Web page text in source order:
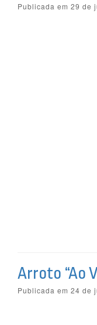
Publicada em 29 de
Arroto “Ao
Publicada em 24 de